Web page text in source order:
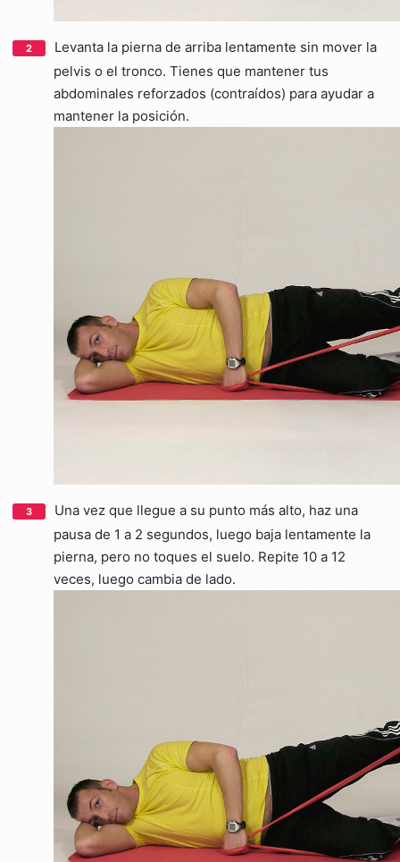
Levanta la pierna de arriba lentamente sin mover la
pelvis o el tronco. Tienes que mantener tus
abdominales reforzados (contraídos) para ayudar a
mantener la posición.
Una vez que llegue a su punto más alto, haz una
pausa de 1 a 2 segundos, luego baja lentamente la
pierna, pero no toques el suelo. Repite 10 a 12
veces, luego cambia de lado.